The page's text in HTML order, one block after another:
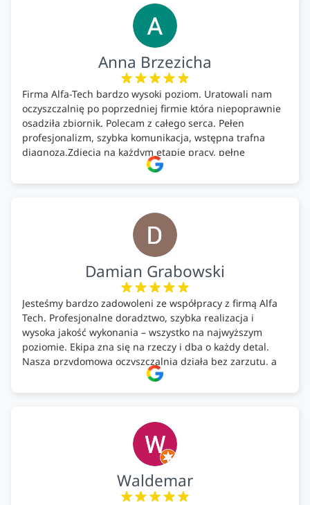
Anna Brzezicha
Firma Alfa-Tech bardzo wysoki poziom. Uratowali nam
oczyszczalnię po poprzedniej firmie która niepoprawnie
osadziła zbiornik. Polecam z całego serca. Pełen
profesjonalizm, szybka komunikacja, wstępna trafna
diagnoza.Zdjęcia na każdym etapie pracy, pełne
doradztwo.Dobrze wyszkoleni i znający się na rzeczy.
Podsumowując ekipa na wysokim poziomie, rzetelna.
Damian Grabowski
Jesteśmy bardzo zadowoleni ze współpracy z firmą Alfa
Tech. Profesjonalne doradztwo, szybka realizacja i
wysoka jakość wykonania – wszystko na najwyższym
poziomie. Ekipa zna się na rzeczy i dba o każdy detal.
Nasza przydomowa oczyszczalnia działa bez zarzutu, a
całość została wykonana zgodnie z terminem i
ustaleniami. Z czystym sumieniem polecamy Alfa Tech
ekologicznych rozwiązań!🍀
Waldemar